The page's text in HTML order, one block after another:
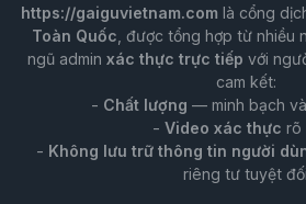
https://gaiguvietnam.com là cổng
Toàn Quốc , được tổng hợp từ nhiều
ngũ admin xác thực trực tiếp với
cam kết:
- Chất lượng — minh bạch
- Video xác thực rõ
- Không lưu trữ thông tin người
riêng tư tuyệt đối